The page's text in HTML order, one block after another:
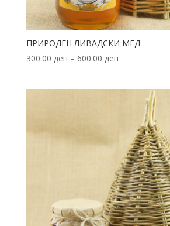
ПРИРОДЕН ЛИВАДСКИ МЕД
300.00 ден – 600.00 ден